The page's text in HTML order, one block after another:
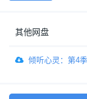
其他网盘
倾听心灵：第4